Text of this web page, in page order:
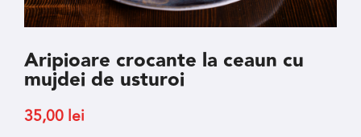
Aripioare crocante la ceaun cu
mujdei de usturoi
35,00 lei